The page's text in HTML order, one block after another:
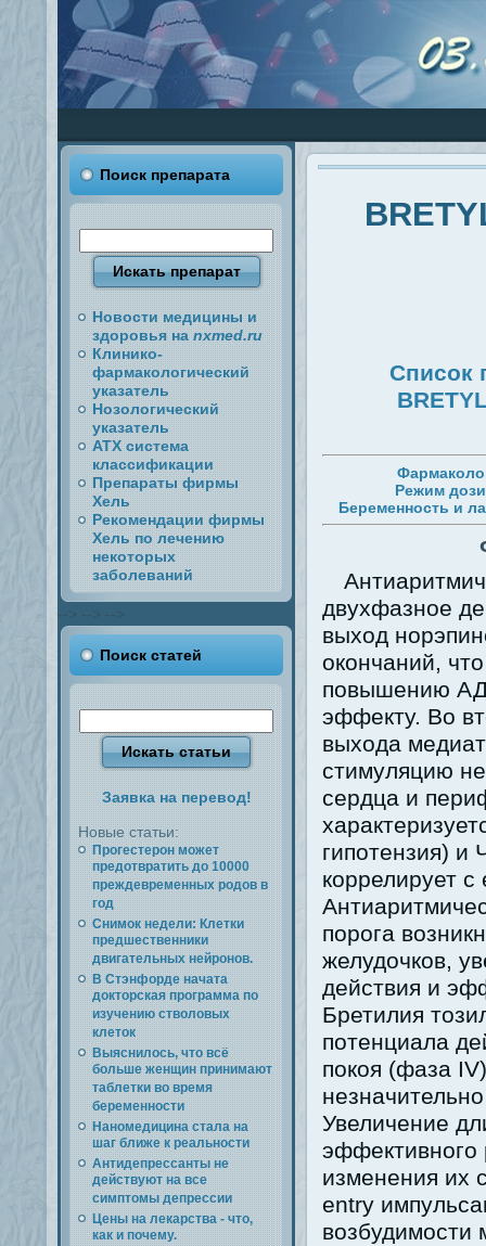
Поиск препарата
Новости медицины и
здоровья наnxmed.ru
Клинико-
фармакологический
указатель
Нозологический
указатель
АТХ система
классификации
Препараты фирмы
Хель
Рекомендации фирмы
Хель по лечению
некоторых
заболеваний
--> --> -->
Поиск статей
Заявка на перевод!
Новые статьи:
Прогестерон может
предотвратить до 10000
преждевременных родов в
год
Снимок недели: Клетки
предшественники
двигательных нейронов.
В Стэнфорде начата
докторская программа по
изучению стволовых
клеток
Выяснилось, что всё
больше женщин принимают
таблетки во время
беременности
Наномедицина стала на
шаг ближе к реальности
Антидепрессанты не
действуют на все
симптомы депрессии
Цены на лекарства - что,
как и почему.
Список
Режим
Беременность и
двухфазное
выход
окончаний,
повышению АД
эффекту. Во
выхода
стимуляцию
сердца и
гипотензия) и
коррелирует
порога
желудочков,
действия и
Бретилия
потенциала
покоя (фаза
Увеличение
эффективного
изменения их
entry
возбудимости